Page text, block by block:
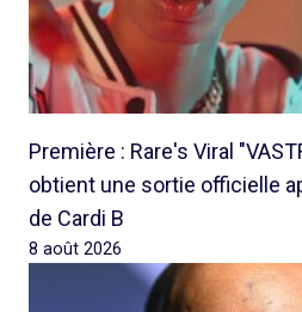
Première : Rare's Viral
obtient une sortie officielle
de Cardi B
8 août 2026